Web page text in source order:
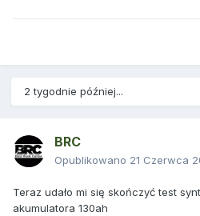
2 tygodnie później...
BRC
Opublikowano 21 Czerwca
Teraz udało mi się skończyć test
akumulatora 130ah